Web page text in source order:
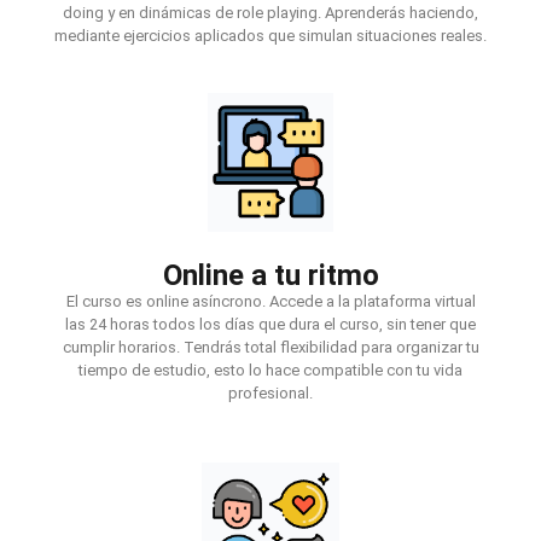
doing y en dinámicas de role playing. Aprenderás haciendo,
mediante ejercicios aplicados que simulan situaciones reales.
Online a tu ritmo
El curso es online asíncrono. Accede a la plataforma virtual
las 24 horas todos los días que dura el curso, sin tener que
cumplir horarios. Tendrás total flexibilidad para organizar tu
tiempo de estudio, esto lo hace compatible con tu vida
profesional.